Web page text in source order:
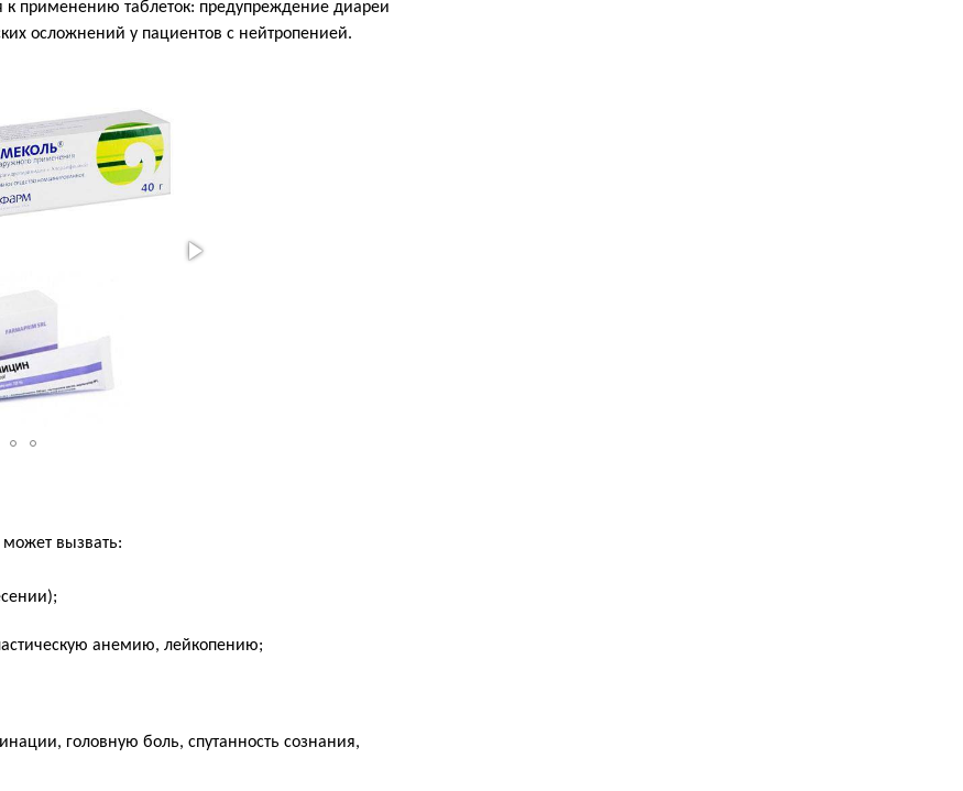
применению таблеток: предупреждение диареи
осложнений у пациентов с нейтропенией.
вызвать:
анемию, лейкопению;
головную боль, спутанность сознания,